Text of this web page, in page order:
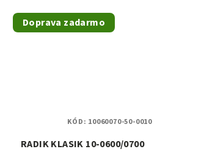
Doprava zadarmo
RADIK KLASIK 10-0600/0700
KÓD: 10060070-50-0010